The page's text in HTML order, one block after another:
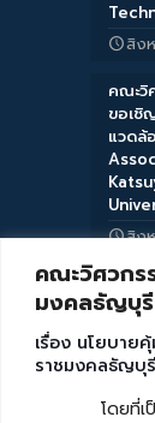
คณะวิศวกร
มงคลธัญบุรี
เรื่อง นโยบาย
ราชมงคลธัญบุ
โดยที่เป็นกา
สิง
คณะวิ
ขอเชิ
แวดล้
สิง